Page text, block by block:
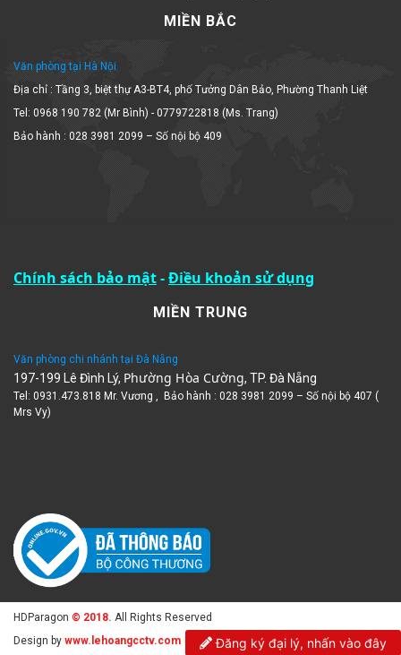
MIỀN BẮC
Văn phòng tại Hà Nội
Địa chỉ : Tầng 3, biệt thự A3-BT4, phố Tưởng Dân Bảo, Phường Thanh Liệt
Tel: 0968 190 782 (Mr Bình) - 0779722818 (Ms. Trang)
Bảo hành : 028 3981 2099 – Số nội bộ 409
Chính sách bảo mật Điều khoản sử dụng
MIỀN TRUNG
197-199 Lê Đình Lý,Phường Hòa Cường
Tel: 0931.473.818 Mr. Vương , Bảo hành : 028 3981 2099 – Số nội bộ 407 (
Mrs Vy)
HDParagon© 2018.All Rights Reserved
Đăng ký đại lý, nhấn vào đây